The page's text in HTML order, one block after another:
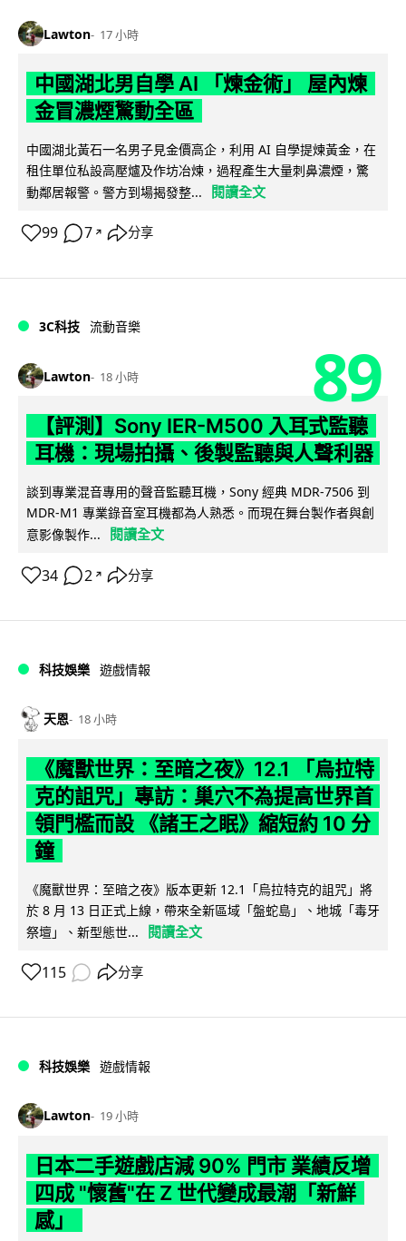
Lawton 17 小時
中國湖北男自學 AI 「煉金術」 屋內煉
金冒濃煙驚動全區
中國湖北黃石一名男子見金價高企，利用 AI 自學提煉黃金，在
租住單位私設高壓爐及作坊冶煉，過程產生大量刺鼻濃煙，驚
動鄰居報警。警方到場揭發整...
閱讀全文
99 7 ↗ 分享
3C科技 流動音樂
Lawton 18 小時 89
【評測】Sony IER-M500 入耳式監聽
耳機：現場拍攝、後製監聽與人聲利器
談到專業混音專用的聲音監聽耳機，Sony 經典 MDR-7506 到
MDR-M1 專業錄音室耳機都為人熟悉。而現在舞台製作者與創
意影像製作...
閱讀全文
34 2 ↗ 分享
科技娛樂 遊戲情報
天恩 18 小時
《魔獸世界：至暗之夜》12.1 「烏拉特
克的詛咒」專訪：巢穴不為提高世界首
領門檻而設 《諸王之眠》縮短約 10 分
鐘
《魔獸世界：至暗之夜》版本更新 12.1「烏拉特克的詛咒」將
於 8 月 13 日正式上線，帶來全新區域「盤蛇島」、地城「毒牙
祭壇」、新型態世...
閱讀全文
115 分享
科技娛樂 遊戲情報
Lawton 19 小時
日本二手遊戲店減 90% 門市 業績反增
四成 "懷舊"在 Z 世代變成最潮「新鮮
感」